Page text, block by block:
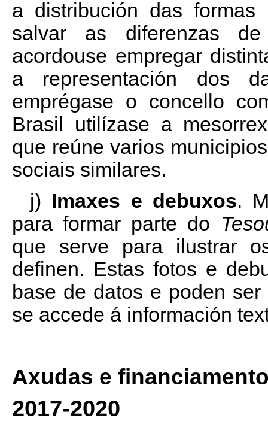
a distribución das
salvar as diferenzas
acordouse empregar
a representación dos
emprégase o concello
Brasil utilízase a
que reúne varios
sociais similares.
j) Imaxes e debuxos.
para formar parte do
que serve para ilustrar
definen. Estas fotos e
base de datos e poden
se accede á información
Axudas e
2017-2020